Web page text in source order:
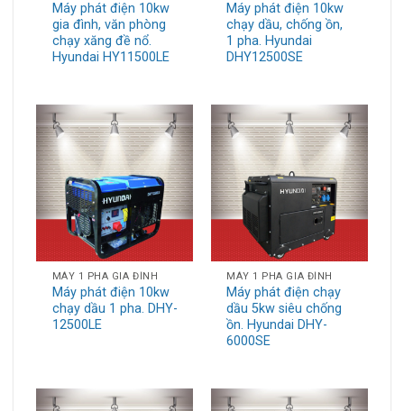
Máy phát điện 10kw
gia đình, văn phòng
chạy xăng đề nổ.
Hyundai HY11500LE
Máy phát điện 10kw
chạy dầu, chống ồn,
1 pha. Hyundai
DHY12500SE
MÁY 1 PHA GIA ĐÌNH
Máy phát điện 10kw
chạy dầu 1 pha. DHY-
12500LE
MÁY 1 PHA GIA ĐÌNH
Máy phát điện chạy
dầu 5kw siêu chống
ồn. Hyundai DHY-
6000SE